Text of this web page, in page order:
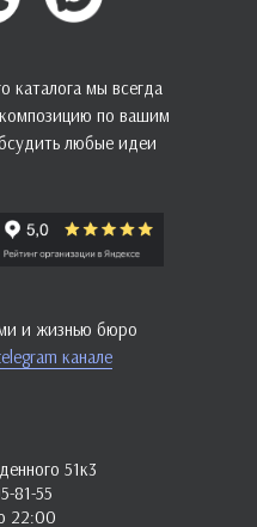
51к3
81-55
22:00
каталога мы всегда
по вашим
любые идеи
и жизнью бюро
канале